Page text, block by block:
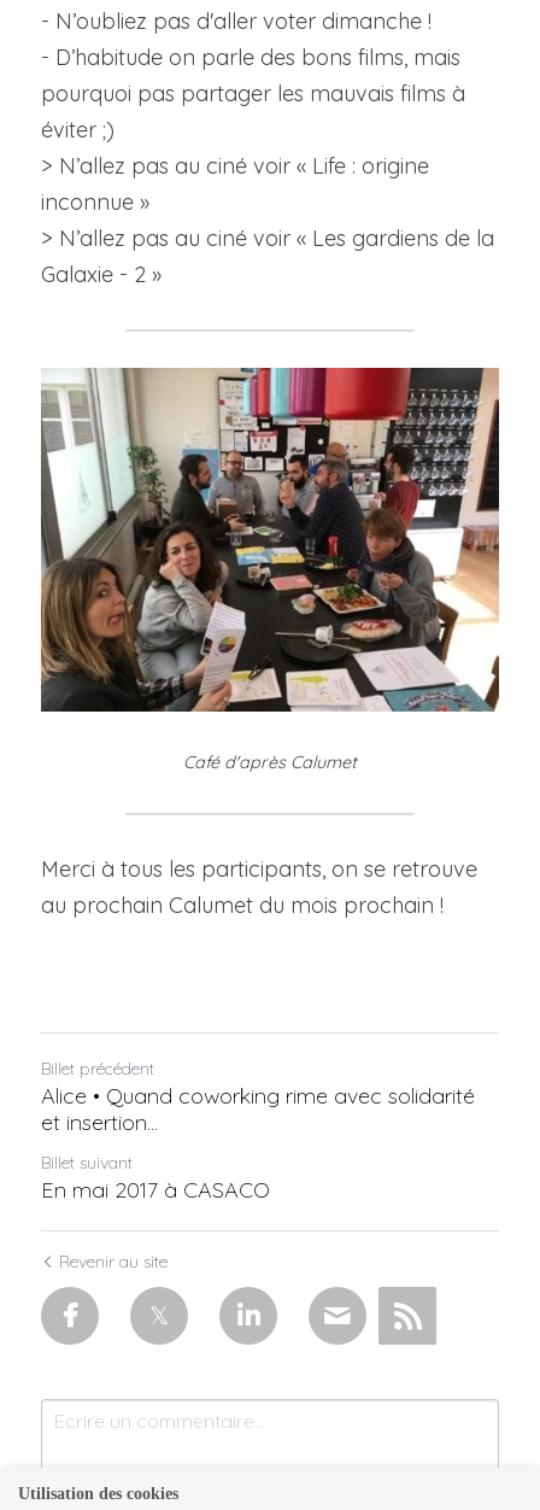
- N’oubliez pas d'aller voter dimanche !
- D’habitude on parle des bons films, mais
pourquoi pas partager les mauvais films à
éviter ;)
> N’allez pas au ciné voir « Life : origine
inconnue »
> N’allez pas au ciné voir « Les gardiens de la
Galaxie - 2 »
Café d'après Calumet
Merci à tous les participants, on se retrouve
au prochain Calumet du mois prochain !
Billet précédent
Alice • Quand coworking rime avec solidarité
et insertion...
Billet suivant
En mai 2017 à CASACO
Revenir au site
Utilisation des cookies